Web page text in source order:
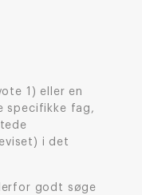
1) eller en
specifikke fag,
i det
godt søge